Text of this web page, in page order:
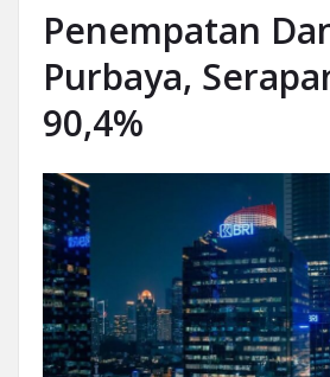
Penempatan
Purbaya,
90,4%